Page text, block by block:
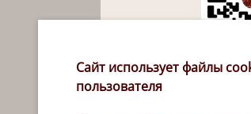
https://
Сайт использует файлы
пользователя